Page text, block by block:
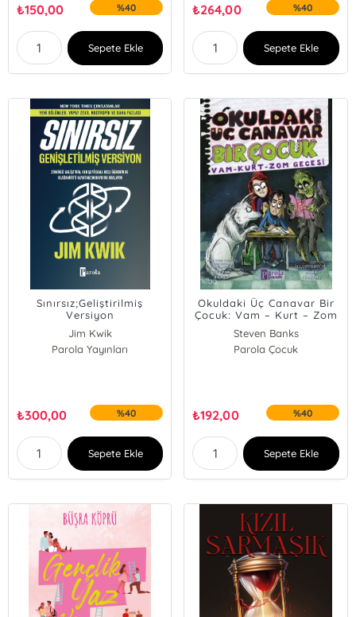
₺150,00 %40
Sepete Ekle
₺264,00 %40
Sepete Ekle
Sınırsız;Geliştirilmiş
Versiyon
Jim Kwik
Parola Yayınları
₺300,00 %40
Sepete Ekle
Okuldaki Üç Canavar Bir
Çocuk: Vam – Kurt – Zom
Steven Banks
Parola Çocuk
₺192,00 %40
Sepete Ekle